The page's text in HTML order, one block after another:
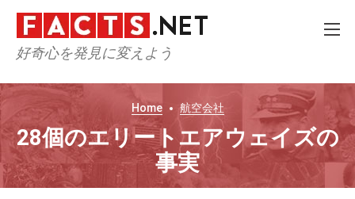
好奇心を発見に変えよう
Home 航空会社
28個のエリートエアウェイズの
事実